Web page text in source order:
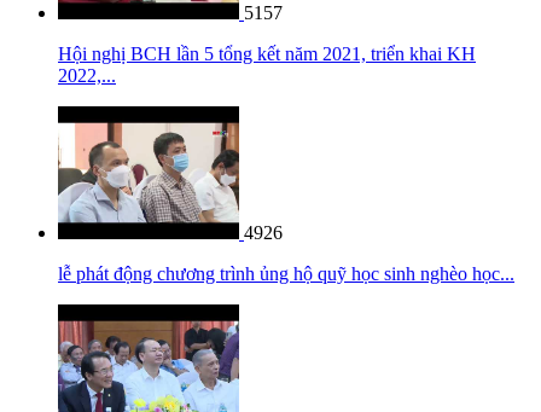
5157
Hội nghị BCH lần 5 tổng kết năm 2021, triển khai KH
2022,...
4926
lễ phát động chương trình ủng hộ quỹ học sinh nghèo học...